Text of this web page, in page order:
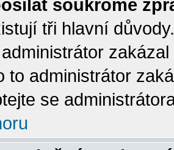
soukromé
tři hlavní
to administrátor
se